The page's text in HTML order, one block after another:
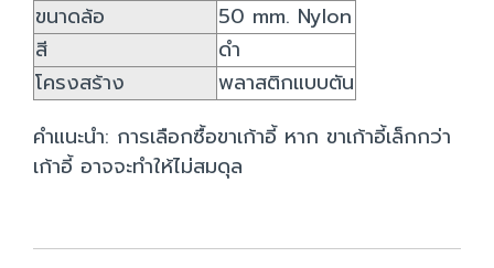
ขนาดล้อ
50 mm. Nylon
สี
ดำ
โครงสร้าง
พลาสติกแบบตัน
คำแนะนำ: การเลือกซื้อขาเก้าอี้ หาก ขาเก้าอี้เล็กกว่า
เก้าอี้ อาจจะทำให้ไม่สมดุล